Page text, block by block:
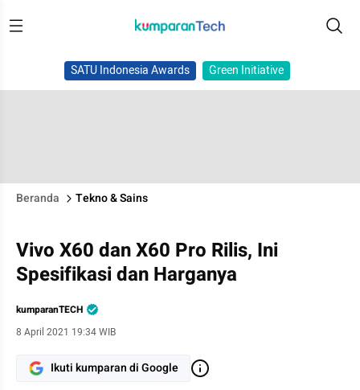
SATU Indonesia Awards Green Initiative
Beranda Tekno & Sains
Vivo X60 dan X60 Pro Rilis, Ini
Spesifikasi dan Harganya
kumparanTECH
8 April 2021 19:34 WIB
Ikuti kumparan di Google